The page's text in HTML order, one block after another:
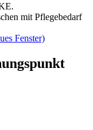
mit Pflegebedarf
Fenster)